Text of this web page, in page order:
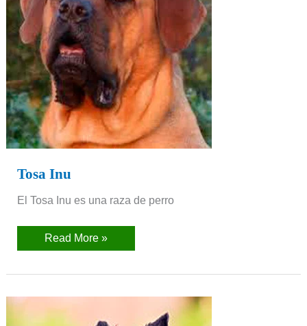
Tosa Inu
El Tosa Inu es una raza de perro
Read More »
Escocés